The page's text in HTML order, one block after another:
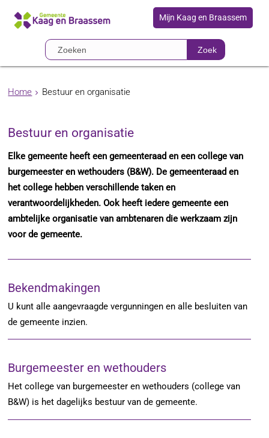
Mijn Kaag en Braassem
Zoek
Home Bestuur en organisatie
Bestuur en organisatie
Elke gemeente heeft een gemeenteraad en een college van
burgemeester en wethouders (B&W). De gemeenteraad en
het college hebben verschillende taken en
verantwoordelijkheden. Ook heeft iedere gemeente een
ambtelijke organisatie van ambtenaren die werkzaam zijn
voor de gemeente.
Bekendmakingen
U kunt alle aangevraagde vergunningen en alle besluiten van
de gemeente inzien.
Burgemeester en wethouders
Het college van burgemeester en wethouders (college van
B&W) is het dagelijks bestuur van de gemeente.